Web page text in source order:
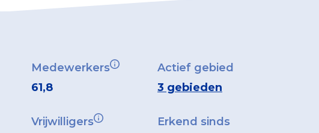
Medewerkers
61,8
Actief gebied
3 gebieden
Vrijwilligers
Erkend sinds